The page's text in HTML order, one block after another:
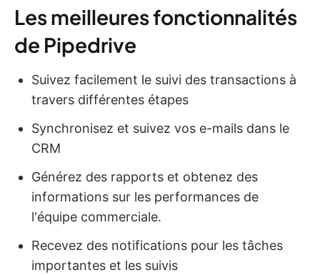
Les meilleures fonctionnalités
de Pipedrive
Suivez facilement le suivi des transactions à
travers différentes étapes
Synchronisez et suivez vos e-mails dans le
CRM
Générez des rapports et obtenez des
informations sur les performances de
l'équipe commerciale.
Recevez des notifications pour les tâches
importantes et les suivis